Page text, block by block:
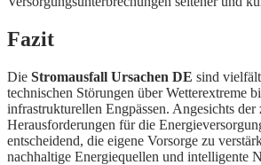
Fazit
Die Stromausfall Ursachen DE sind
technischen Störungen über Wetterextreme
infrastrukturellen Engpässen. Angesichts der
Herausforderungen für die
entscheidend, die eigene Vorsorge zu
nachhaltige Energiequellen und intelligente